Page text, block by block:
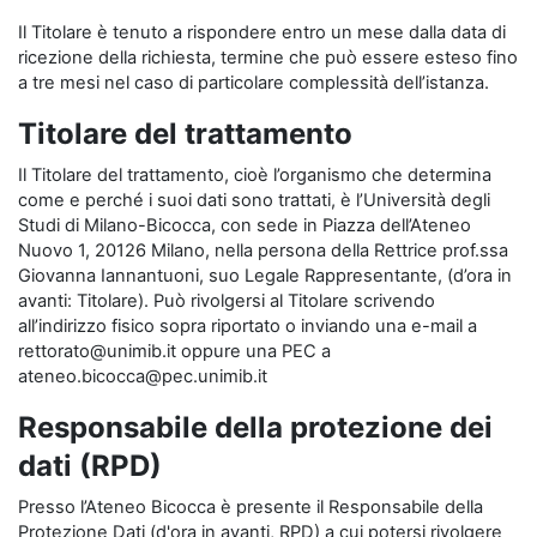
Il Titolare è tenuto a rispondere entro un mese dalla data di
ricezione della richiesta, termine che può essere esteso fino
a tre mesi nel caso di particolare complessità dell’istanza.
Titolare del trattamento
Il Titolare del trattamento, cioè l’organismo che determina
come e perché i suoi dati sono trattati, è l’Università degli
Studi di Milano-Bicocca, con sede in Piazza dell’Ateneo
Nuovo 1, 20126 Milano, nella persona della Rettrice prof.ssa
Giovanna Iannantuoni, suo Legale Rappresentante, (d’ora in
avanti: Titolare). Può rivolgersi al Titolare scrivendo
all’indirizzo fisico sopra riportato o inviando una e-mail a
rettorato@unimib.it oppure una PEC a
ateneo.bicocca@pec.unimib.it
Responsabile della protezione dei
dati (RPD)
Presso l’Ateneo Bicocca è presente il Responsabile della
Protezione Dati (d'ora in avanti, RPD) a cui potersi rivolgere